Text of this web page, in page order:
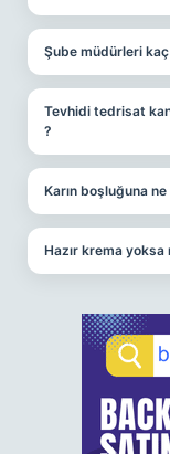
Şube müdürleri
Tevhidi tedrisat
?
Karın boşluğuna
Hazır krema yoksa